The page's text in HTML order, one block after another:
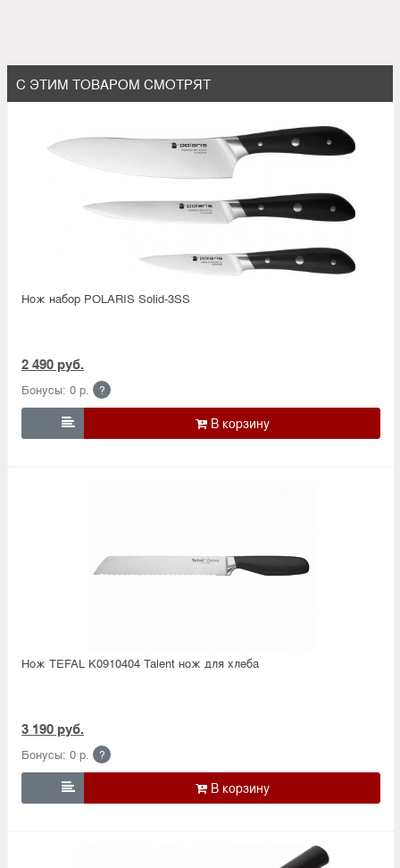
С ЭТИМ ТОВАРОМ СМОТРЯТ
Нож набор POLARIS Solid-3SS
2 490 руб.
Бонусы: 0 р. ?

Нож TEFAL K0910404 Talent нож для хлеба
3 190 руб.
Бонусы: 0 р. ?
